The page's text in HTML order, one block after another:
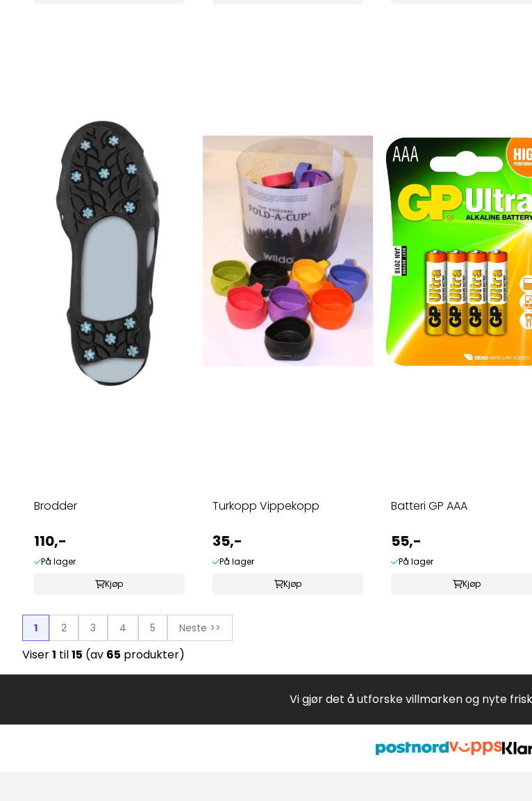
Brodder
110,-
På lager
Kjøp
Turkopp Vippekopp
35,-
På lager
Kjøp
Batteri GP AAA
55,-
På lager
Kjøp
1 2 3 4 5 Neste >>
Viser1 til15 (av 65 produkter)
Vi gjør det å utforske villmarken og nyte